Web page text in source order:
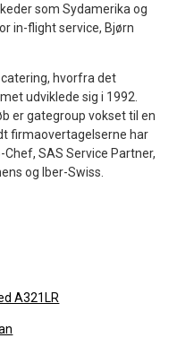
som Sydamerika og
in-flight service, Bjørn
hvorfra det
udviklede sig i 1992.
er gategroup vokset til en
firmaovertagelserne har
SAS Service Partner,
og Iber-Swiss.
A321LR